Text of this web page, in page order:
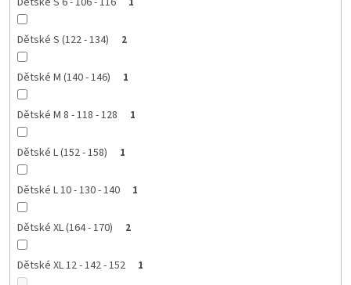
Dětské S (122 - 134) 2
Dětské M (140 - 146) 1
Dětské M 8 - 118 - 128 1
Dětské L (152 - 158) 1
Dětské L 10 - 130 - 140 1
Dětské XL (164 - 170) 2
Dětské XL 12 - 142 - 152 1